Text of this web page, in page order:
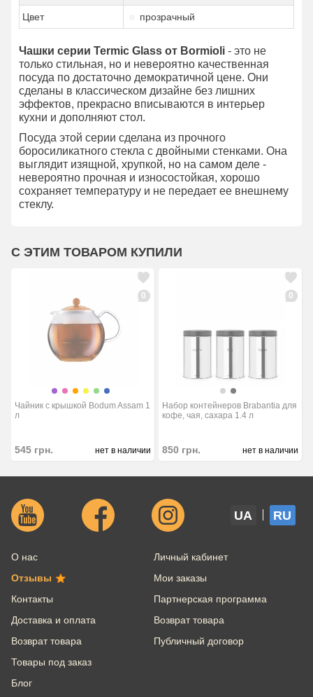
Цвет прозрачный
Чашки серии Termic Glass от Bormioli - это не
только стильная, но и невероятно качественная
посуда по достаточно демократичной цене. Они
сделаны в классическом дизайне без лишних
эффектов, прекрасно вписываются в интерьер
кухни и дополняют стол.
Посуда этой серии сделана из прочного
боросиликатного стекла с двойными стенками. Она
выглядит изящной, хрупкой, но на самом деле -
невероятно прочная и износостойкая, хорошо
сохраняет температуру и не передает ее внешнему
стеклу.
С ЭТИМ ТОВАРОМ КУПИЛИ
0
Чайник с крышкой Bodum Assam 1
л
545 грн. нет в наличии
0
Набор контейнеров Brabantia для
кофе, чая, сахара 1.4 л
850 грн. нет в наличии
UA RU
О нас
Отзывы
Контакты
Доставка и оплата
Возврат товара
Товары под заказ
Блог
Личный кабинет
Мои заказы
Партнерская программа
Возврат товара
Публичный договор